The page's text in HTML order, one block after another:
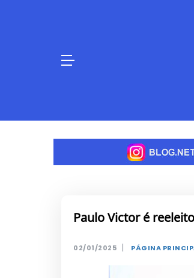
Paulo Victor é
02/01/2025 | PÁGINA